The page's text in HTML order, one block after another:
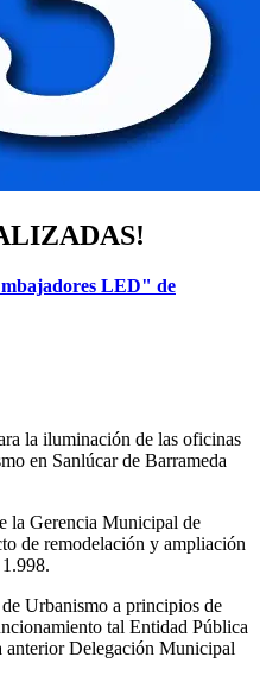
LED" de
la iluminación de las oficinas
en Sanlúcar de Barrameda
la Gerencia Municipal de
de remodelación y ampliación
Urbanismo a principios de
tal Entidad Pública
anterior Delegación Municipal